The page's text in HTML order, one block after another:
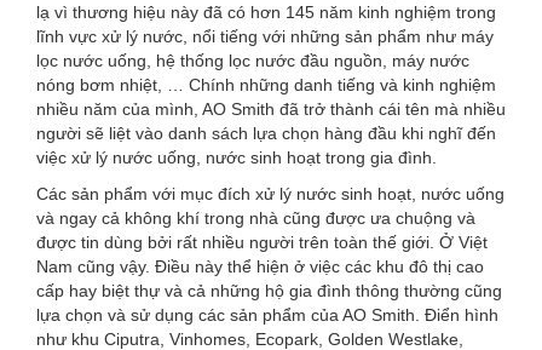
lạ vì thương hiệu này đã có hơn 145 năm kinh nghiệm trong
lĩnh vực xử lý nước, nổi tiếng với những sản phẩm như máy
lọc nước uống, hệ thống lọc nước đầu nguồn, máy nước
nóng bơm nhiệt, … Chính những danh tiếng và kinh nghiệm
nhiều năm của mình, AO Smith đã trở thành cái tên mà nhiều
người sẽ liệt vào danh sách lựa chọn hàng đầu khi nghĩ đến
việc xử lý nước uống, nước sinh hoạt trong gia đình.
Các sản phẩm với mục đích xử lý nước sinh hoạt, nước uống
và ngay cả không khí trong nhà cũng được ưa chuộng và
được tin dùng bởi rất nhiều người trên toàn thế giới. Ở Việt
Nam cũng vậy. Điều này thể hiện ở việc các khu đô thị cao
cấp hay biệt thự và cả những hộ gia đình thông thường cũng
lựa chọn và sử dụng các sản phẩm của AO Smith. Điển hình
như khu Ciputra, Vinhomes, Ecopark, Golden Westlake,